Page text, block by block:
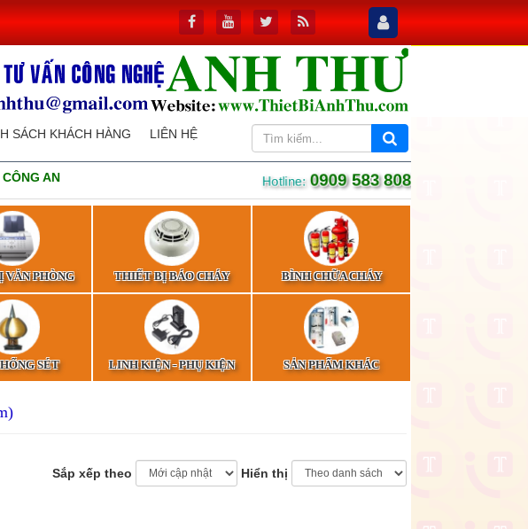
SÁCH KHÁCH HÀNG LIÊN HỆ
AN Hotline: 0909 583 808
PHÒNG THIẾT BỊ BÁO CHÁY BÌNH CHỮA CHÁY
SÉT LINH KIỆN - PHỤ KIỆN SẢN PHẨM KHÁC
Sắp xếp theo Hiển thị